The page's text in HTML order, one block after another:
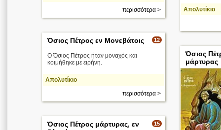
περισσότερα >
Απολυτίκιο
12
Όσιος Πέτρος εν Μονεβάτοις
Ο Όσιος Πέτρος ήταν μοναχός και
κοιμήθηκε με ειρήνη.
Απολυτίκιο
περισσότερα >
Όσιος
μάρτυρας
15
Όσιος Πέτρος μάρτυρας, εν